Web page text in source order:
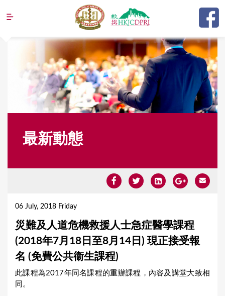
Jump to navigation
最新動態
06 July, 2018 Friday
災難及人道危機救援人士急症醫學課程
(2018年7月18日至8月14日) 現正接受報
名 (免費公共衞生課程)
此課程為2017年同名課程的重辦課程，內容及講堂大致相
同。